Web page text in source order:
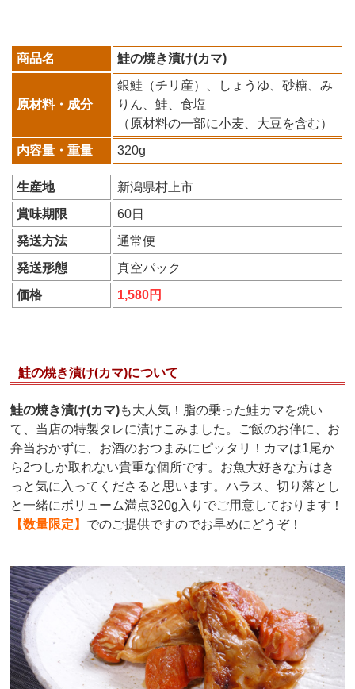
商品名 鮭の焼き漬け(カマ)
原材料・成分
銀鮭（チリ産）、しょうゆ、砂糖、み
りん、鮭、食塩
（原材料の一部に小麦、大豆を含む）
内容量・重量
320g
生産地
新潟県村上市
賞味期限
60日
発送方法
通常便
発送形態
真空パック
価格
1,580円
鮭の焼き漬け(カマ)について
鮭の焼き漬け(カマ)も大人気！脂の乗った鮭カマを焼い
て、当店の特製タレに漬けこみました。ご飯のお伴に、お
弁当おかずに、お酒のおつまみにピッタリ！カマは1尾か
ら2つしか取れない貴重な個所です。お魚大好きな方はき
っと気に入ってくださると思います。ハラス、切り落とし
と一緒にボリューム満点320g入りでご用意しております！
【数量限定】 でのご提供ですのでお早めにどうぞ！